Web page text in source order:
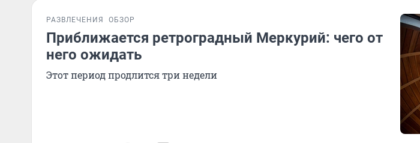
РАЗВЛЕЧЕНИЯ ОБЗОР
Приближается ретроградный Меркурий: чего от
него ожидать
Этот период продлится три недели